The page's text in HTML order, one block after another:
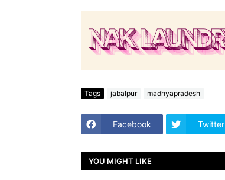
Tags jabalpur madhyapradesh
Facebook Twitter
YOU MIGHT LIKE